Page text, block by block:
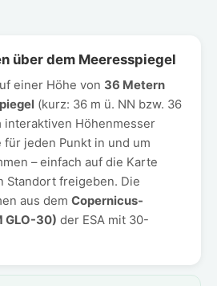
über dem Meeresspiegel
einer Höhe von 36 Metern
(kurz: 36 m ü. NN bzw. 36
interaktiven Höhenmesser
für jeden Punkt in und um
– einfach auf die Karte
Standort freigeben. Die
aus dem Copernicus-
GLO-30) der ESA mit 30-